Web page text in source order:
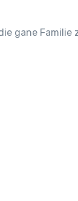
gane Familie